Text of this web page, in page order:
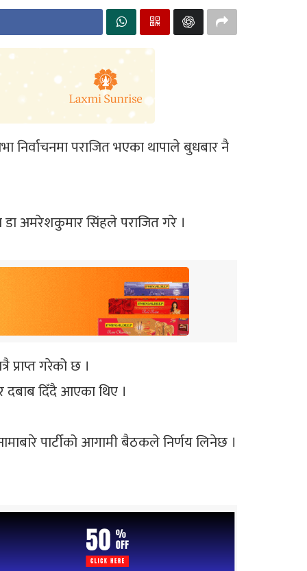
निर्वाचनमा पराजित भएका थापाले बुधबार नै
डा अमरेशकुमार सिंहले पराजित गरे ।
प्राप्त गरेको छ ।
दबाब दिँदै आएका थिए ।
पार्टीको आगामी बैठकले निर्णय लिनेछ ।